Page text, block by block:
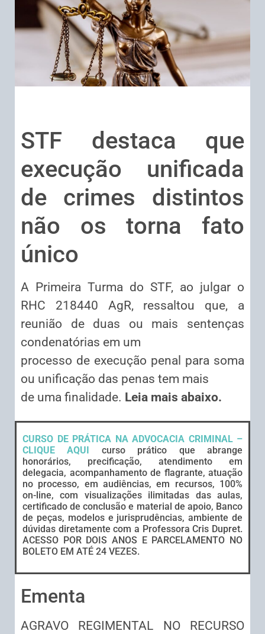
STF destaca que
execução unificada
de crimes distintos
não os torna fato
único
A Primeira Turma do STF, ao julgar o
RHC 218440 AgR, ressaltou que, a
reunião de duas ou mais sentenças
condenatórias em um
processo de execução penal para soma
ou unificação das penas tem mais
de uma finalidade. Leia mais abaixo.
CURSO DE PRÁTICA NA ADVOCACIA CRIMINAL –
CLIQUE AQUI curso prático que abrange
honorários, precificação, atendimento em
delegacia, acompanhamento de flagrante, atuação
no processo, em audiências, em recursos, 100%
on-line, com visualizações ilimitadas das aulas,
certificado de conclusão e material de apoio, Banco
de peças, modelos e jurisprudências, ambiente de
dúvidas diretamente com a Professora Cris Dupret.
ACESSO POR DOIS ANOS E PARCELAMENTO NO
BOLETO EM ATÉ 24 VEZES.
Ementa
AGRAVO REGIMENTAL NO RECURSO